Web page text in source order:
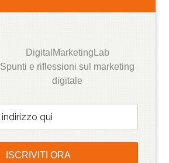
DigitalMarketingLab
Spunti e riflessioni sul marketing
digitale